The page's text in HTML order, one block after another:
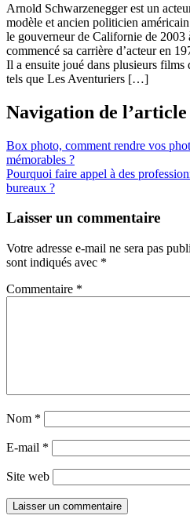
Arnold Schwarzenegger est un
modèle et ancien politicien
le gouverneur de Californie de 2003
commencé sa carrière d’acteur en
Il a ensuite joué dans plusieurs films
tels que Les Aventuriers […]
Navigation de l’article
Box photo, comment rendre vos
mémorables ?
Pourquoi faire appel à des
bureaux ?
Laisser un commentaire
Votre adresse e-mail ne sera pas
sont indiqués avec *
Commentaire *
Nom *
E-mail *
Site web